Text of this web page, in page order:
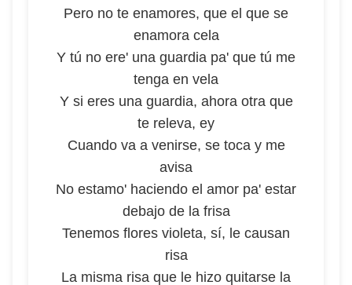
Pero no te enamores, que el que se
enamora cela
Y tú no ere' una guardia pa' que tú me
tenga en vela
Y si eres una guardia, ahora otra que
te releva, ey
Cuando va a venirse, se toca y me
avisa
No estamo' haciendo el amor pa' estar
debajo de la frisa
Tenemos flores violeta, sí, le causan
risa
La misma risa que le hizo quitarse la